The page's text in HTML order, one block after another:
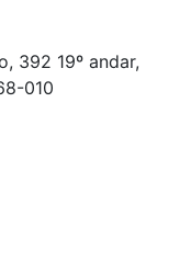
392 19º andar,
010